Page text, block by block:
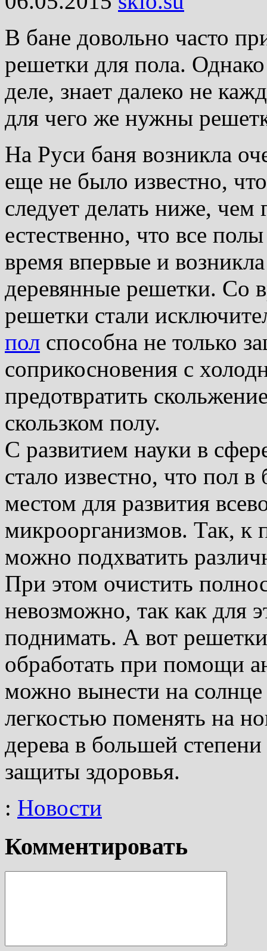
В бане довольно часто
решетки для пола.
деле, знает далеко не
для чего же нужны
На Руси баня возникла
еще не было известно,
следует делать ниже, чем
естественно, что все
время впервые и
деревянные решетки. Со
решетки стали
пол способна не только
соприкосновения с
предотвратить
скользком полу.
С развитием науки в
стало известно, что пол
местом для развития
микроорганизмов. Так, к
можно подхватить
При этом очистить
невозможно, так как для
поднимать. А вот
обработать при помощи
можно вынести на
легкостью поменять на
дерева в большей
защиты здоровья.
: Новости
Комментировать